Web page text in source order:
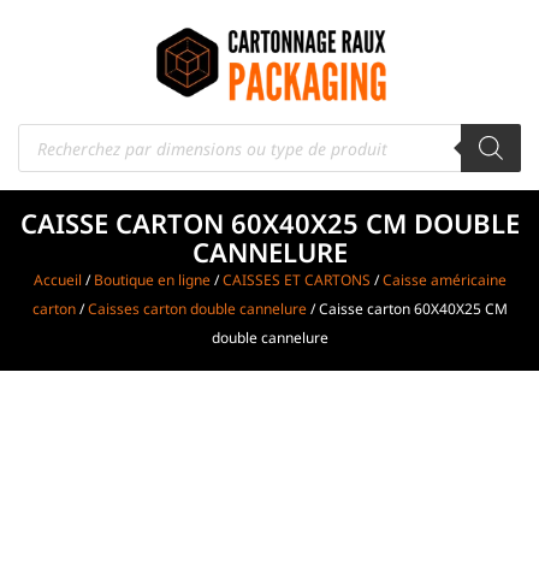
CAISSE CARTON 60X40X25 CM DOUBLE
CANNELURE
Accueil /Boutique en ligne/CAISSES ET CARTONS /Caisse américaine
carton/Caisses carton double cannelure/ Caisse carton 60X40X25 CM
double cannelure